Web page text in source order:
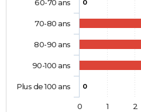
0
0
60-70 ans
70-80 ans
80-90 ans
90-100 ans
Plus de 100 ans
0 1 2